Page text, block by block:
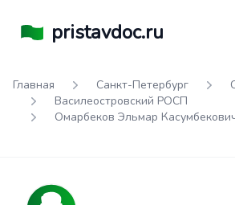
pristavdoc.ru
Главная Санкт-Петербург
Василеостровский РОСП
Омарбеков Эльмар